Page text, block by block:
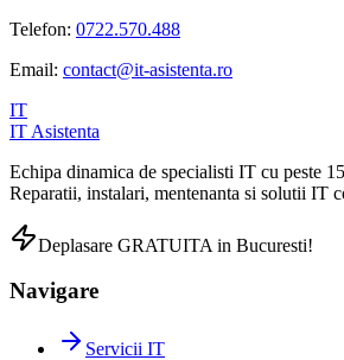
Telefon: 0722.570.488
Email: contact@it-asistenta.ro
IT
IT Asistenta
Echipa dinamica de specialisti IT cu peste
Reparatii, instalari, mentenanta si solutii IT
Deplasare GRATUITA in Bucuresti!
Navigare
Servicii IT